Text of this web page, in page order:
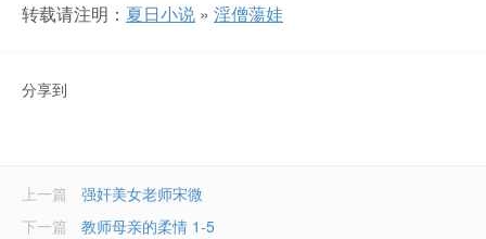
转载请注明： 夏日小说 » 淫僧蕩娃
分享到
上一篇
强奸美女老师宋微
教师母亲的柔情 1-5
下一篇